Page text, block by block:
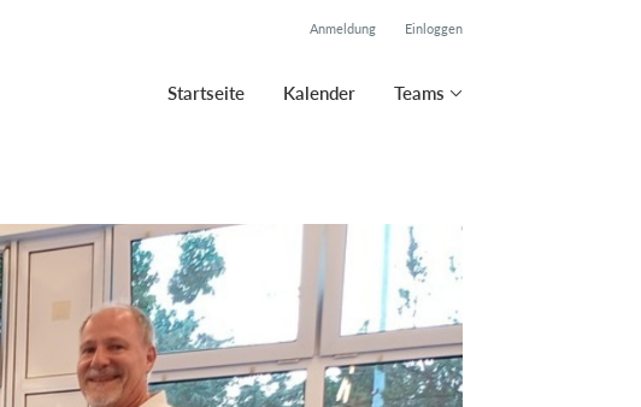
Anmeldung Einloggen
Startseite Kalender Teams